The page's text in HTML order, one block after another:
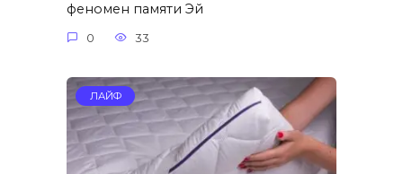
феномен памяти Эй
0 33
ЛАЙФ